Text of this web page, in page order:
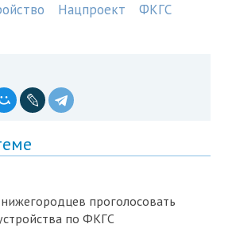
Нацпроект ФКГС
проголосовать
по ФКГС